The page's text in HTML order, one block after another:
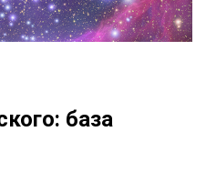
база